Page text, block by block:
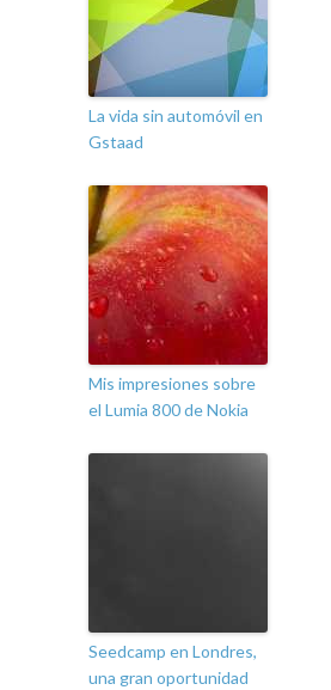
La vida sin automóvil en
Gstaad
Mis impresiones sobre
el Lumia 800 de Nokia
Seedcamp en Londres,
una gran oportunidad